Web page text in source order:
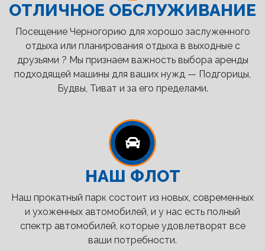
ОТЛИЧНОЕ ОБСЛУЖИВАНИЕ
Посещение Черногорию для хорошо заслуженного
отдыха или планирования отдыха в выходные с
друзьями ? Мы признаем важность выбора аренды
подходящей машины для ваших нужд — Подгорицы,
Будвы, Тиват и за его пределами.
НАШ ФЛОТ
Наш прокатный парк состоит из новых, современных
и ухоженных автомобилей, и у нас есть полный
спектр автомобилей, которые удовлетворят все
ваши потребности.